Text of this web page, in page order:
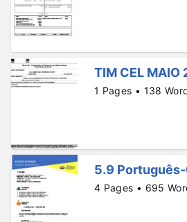
TIM CEL MAIO
1 Pages • 138
5.9
4 Pages • 695